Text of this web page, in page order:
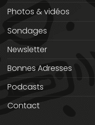
Photos & vidéos
Sondages
Newsletter
Bonnes Adresses
Podcasts
Contact